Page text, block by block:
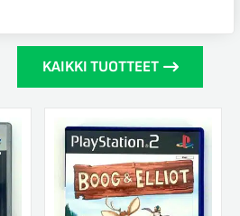
KAIKKI TUOTTEET